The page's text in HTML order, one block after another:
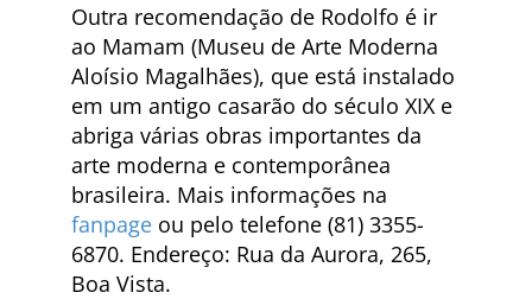
Outra recomendação de Rodolfo é ir
ao Mamam (Museu de Arte Moderna
Aloísio Magalhães), que está instalado
em um antigo casarão do século XIX e
abriga várias obras importantes da
arte moderna e contemporânea
brasileira. Mais informações na
fanpage ou pelo telefone (81) 3355-
6870. Endereço: Rua da Aurora, 265,
Boa Vista.